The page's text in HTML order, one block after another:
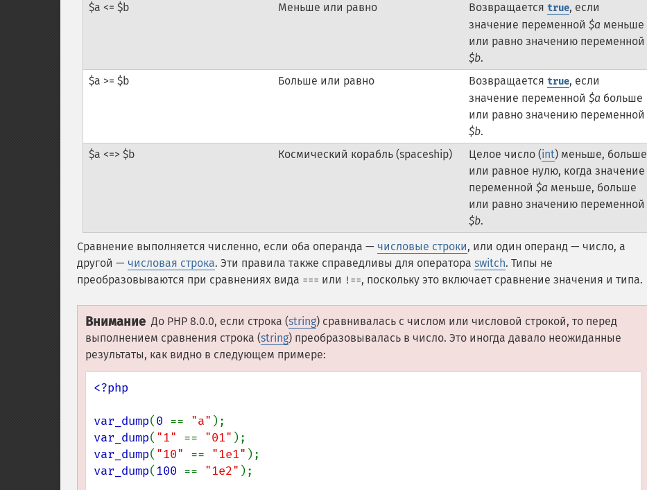
$a <= $b
Меньше или равно Возвращаетсяtrue, если
значение переменной$a меньше
или равно значению переменной
$b.
$a >= $b
Больше или равно Возвращаетсяtrue, если
значение переменной$a больше
или равно значению переменной
$b.
$a <=> $b
Космический корабль (spaceship) Целое число (int) меньше, больше
или равное нулю, когда значение
переменной$a меньше, больше
или равно значению переменной
$b.
Сравнение выполняется численно, если оба операнда — числовые строки, или один операнд — число, а
другой — числовая строка. Эти правила также справедливы для оператора switch. Типы не
преобразовываются при сравнениях вида === или !==, поскольку это включает сравнение значения и типа.
Внимание До PHP 8.0.0, если строка (string) сравнивалась с числом или числовой строкой, то перед
выполнением сравнения строка (string) преобразовывалась в число. Это иногда давало неожиданные
результаты, как видно в следующем примере:
<?php
var_dump(0 == "a"
var_dump( "1" == "01"
var_dump( "10" == "1e1"
var_dump(100 == "1e2" );